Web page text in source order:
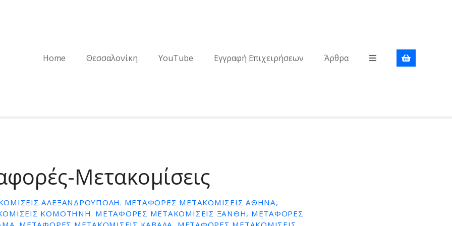
Home Θεσσαλονίκη YouTube Εγγραφή Επιχειρήσεων Άρθρα
Μετακομίσεις
ΑΛΕΞΑΝΔΡΟΥΠΟΛΗ. ΜΕΤΑΦΟΡΕΣ ΜΕΤΑΚΟΜΙΣΕΙΣ ΑΘΗΝΑ,
ΚΟΜΟΤΗΝΗ. ΜΕΤΑΦΟΡΕΣ ΜΕΤΑΚΟΜΙΣΕΙΣ ΞΑΝΘΗ, ΜΕΤΑΦΟΡΕΣ